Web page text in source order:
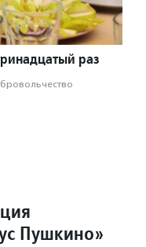
раз
Пушкино»